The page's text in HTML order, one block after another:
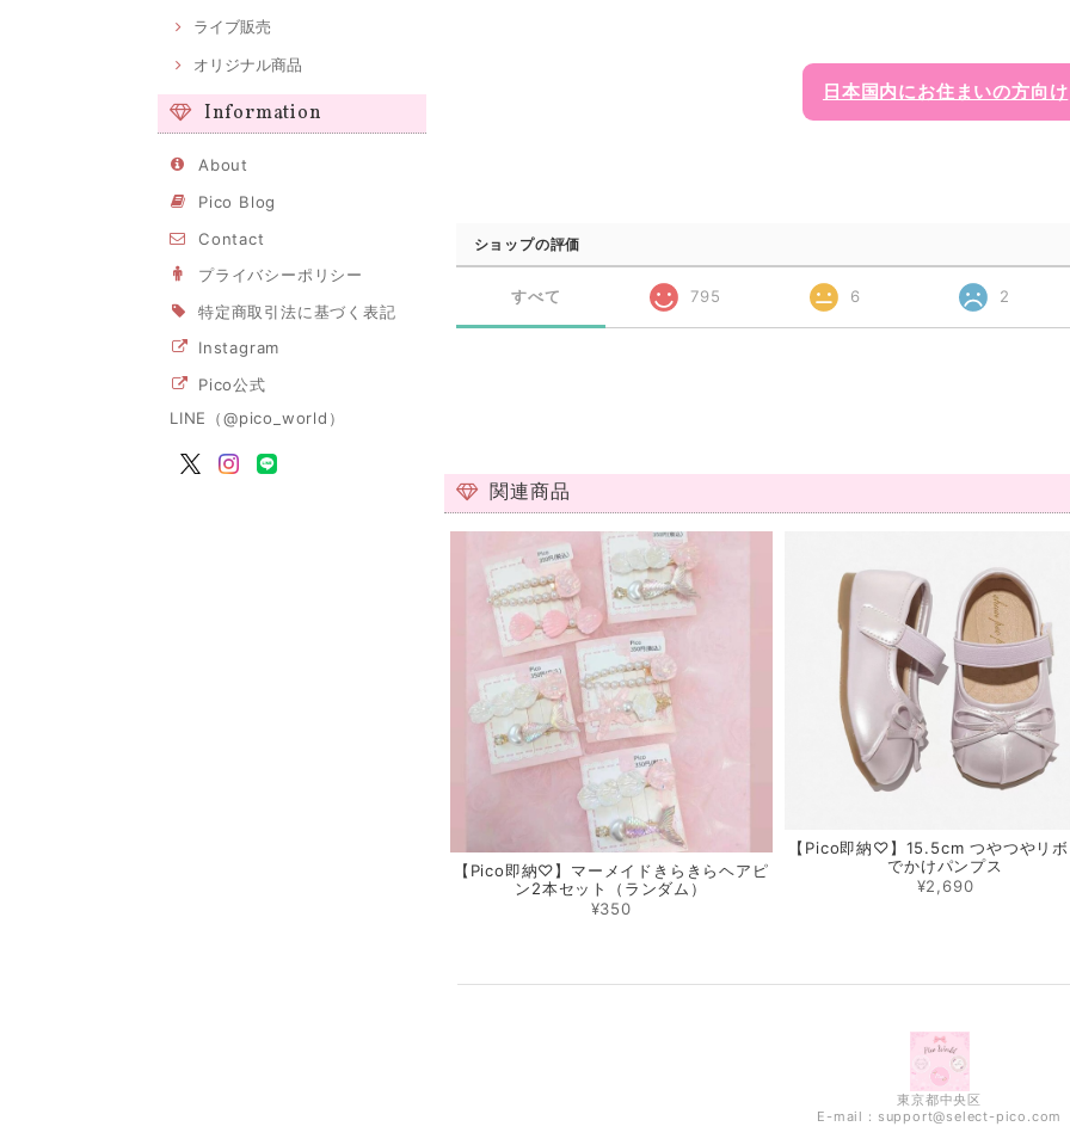
ライブ販売
オリジナル商品
Information
About
Pico Blog
Contact
プライバシーポリシー
特定商取引法に基づく表記
Instagram
Pico公式
LINE（@pico_world）
日本国内にお住まいの方向け
ショップの評価
すべて 795 6 2
関連商品
【Pico即納♡】マーメイドきらきらヘアピ
ン2本セット（ランダム）
¥350
【Pico即納♡】15.5cm つやつやリ
でかけパンプス
¥2,690
東京都中央区
E-mail： support@select-pico.com